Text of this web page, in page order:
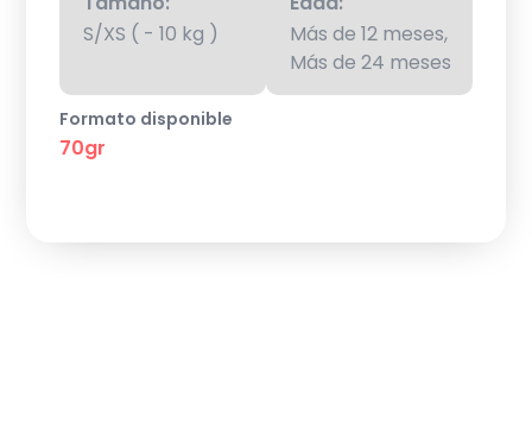
S/XS ( - 10 kg )
Más de 12 meses,
Más de 24 meses
Formato disponible
70gr